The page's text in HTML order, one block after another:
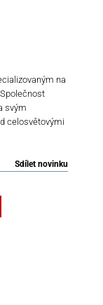
na
Společnost
svým
celosvětovými
Sdílet novinku